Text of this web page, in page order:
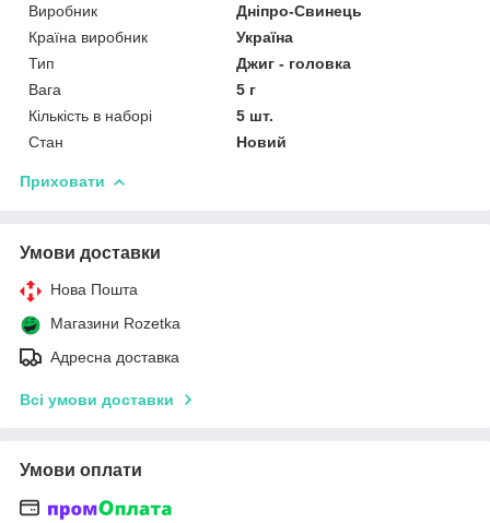
Виробник
Дніпро-Свинець
Країна виробник
Україна
Тип
Джиг - головка
Вага
5 г
Кількість в наборі
5 шт.
Стан
Новий
Приховати
Умови доставки
Нова Пошта
Магазини Rozetka
Адресна доставка
Всі умови доставки
Умови оплати